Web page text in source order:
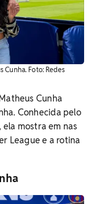
Cunha. ​Foto: Redes
Cunha
Conhecida pelo
mostra em nas
League e a rotina